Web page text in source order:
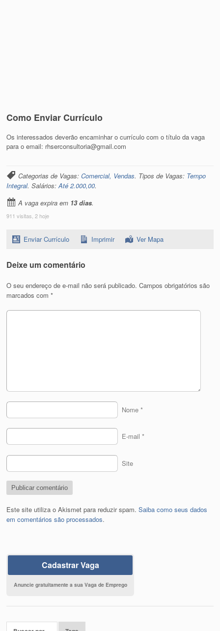
Como Enviar Currículo
Os interessados deverão encaminhar o currículo com o título da vaga
para o email: rhserconsultoria@gmail.com
Categorias de Vagas:Comercial, Vendas. Tipos de Vagas: Tempo
Integral. Salários:Até 2.000,00.
A vaga expira em 13 dias.
911 visitas, 2 hoje
Enviar Currículo Imprimir Ver Mapa
Deixe um comentário
O seu endereço de e-mail não será publicado. Campos obrigatórios são
marcados com*
Nome *
E-mail *
Site
Este site utiliza o Akismet para reduzir spam.Saiba como seus dados
em comentários são processados.
Cadastrar Vaga
Anuncie gratuitamente a sua Vaga de Emprego